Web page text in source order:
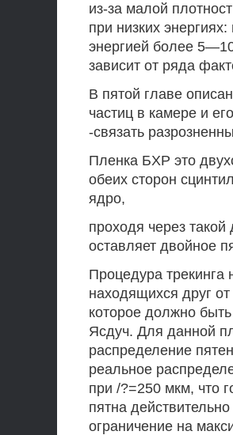
из-за малой
при низких
энергией более
зависит от ряда
В пятой главе
частиц в камере и
-связать
Пленка БХР это
обеих сторон
ядро,
проходя через такой
оставляет двойное
Процедура трекинга
находящихся друг
которое должно
Ясдуч. Для данной
распределение
реальное
при /?=250 мкм, что
пятна
ограничение на